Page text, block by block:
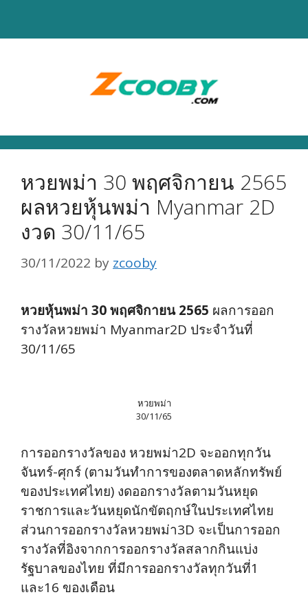
หวยพม่า 30 พฤศจิกายน 2565
ผลหวยหุ้นพม่า Myanmar 2D
งวด 30/11/65
30/11/2022 by zcooby
หวยหุ้นพม่า 30 พฤศจิกายน 2565 ผลการออก
รางวัลหวยพม่า Myanmar2D ประจำวันที่
30/11/65
หวยพม่า
30/11/65
การออกรางวัลของ หวยพม่า2D จะออกทุกวัน
จันทร์-ศุกร์ (ตามวันทำการของตลาดหลักทรัพย์
ของประเทศไทย) งดออกรางวัลตามวันหยุด
ราชการและวันหยุดนักขัตฤกษ์ในประเทศไทย
ส่วนการออกรางวัลหวยพม่า3D จะเป็นการออก
รางวัลที่อิงจากการออกรางวัลสลากกินแบ่ง
รัฐบาลของไทย ที่มีการออกรางวัลทุกวันที่1
และ16 ของเดือน